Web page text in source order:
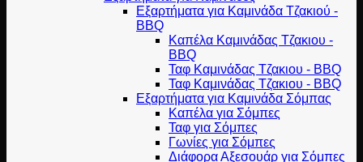
Εξαρτήματα για Καμινάδα Τζακιού -
BBQ
Καπέλα Καμινάδας Τζακιου -
BBQ
Ταφ Καμινάδας Τζακιου - BBQ
Ταφ Καμινάδας Τζακιου - BBQ
Εξαρτήματα για Καμινάδα Σόμπας
Καπέλα για Σόμπες
Ταφ για Σόμπες
Γωνίες για Σόμπες
Διάφορα Αξεσουάρ για Σόμπες